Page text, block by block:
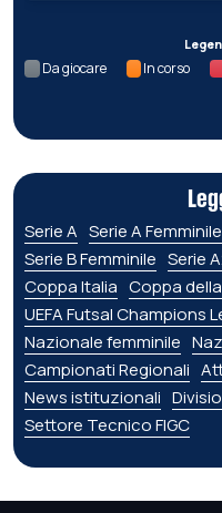
Da giocare In corso
Serie A Serie A Femminile
Serie B Femminile Serie
Coppa Italia Coppa
UEFA Futsal Champions
Nazionale femminile
Campionati Regionali
News istituzionali
Settore Tecnico FIGC